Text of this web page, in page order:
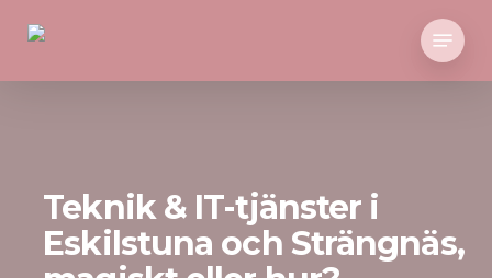
content
Menu
Teknik & IT-tjänster i
Eskilstuna och Strängnäs,
Close
Menu